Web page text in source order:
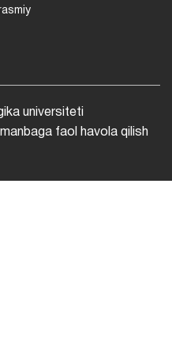
universiteti
faol havola qilish